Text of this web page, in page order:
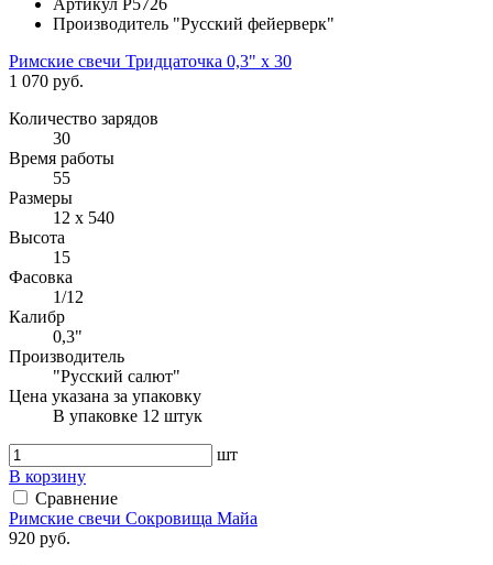
Артикул Р5726
Производитель "Русский фейерверк"
Римские свечи Тридцаточка 0,3" х 30
1 070 руб.
Количество зарядов
30
Время работы
55
Размеры
12 x 540
Высота
15
Фасовка
1/12
Калибр
0,3"
Производитель
"Русский салют"
Цена указана за упаковку
В упаковке 12 штук
шт
В корзину
Сравнение
Римские свечи Сокровища Майа
920 руб.